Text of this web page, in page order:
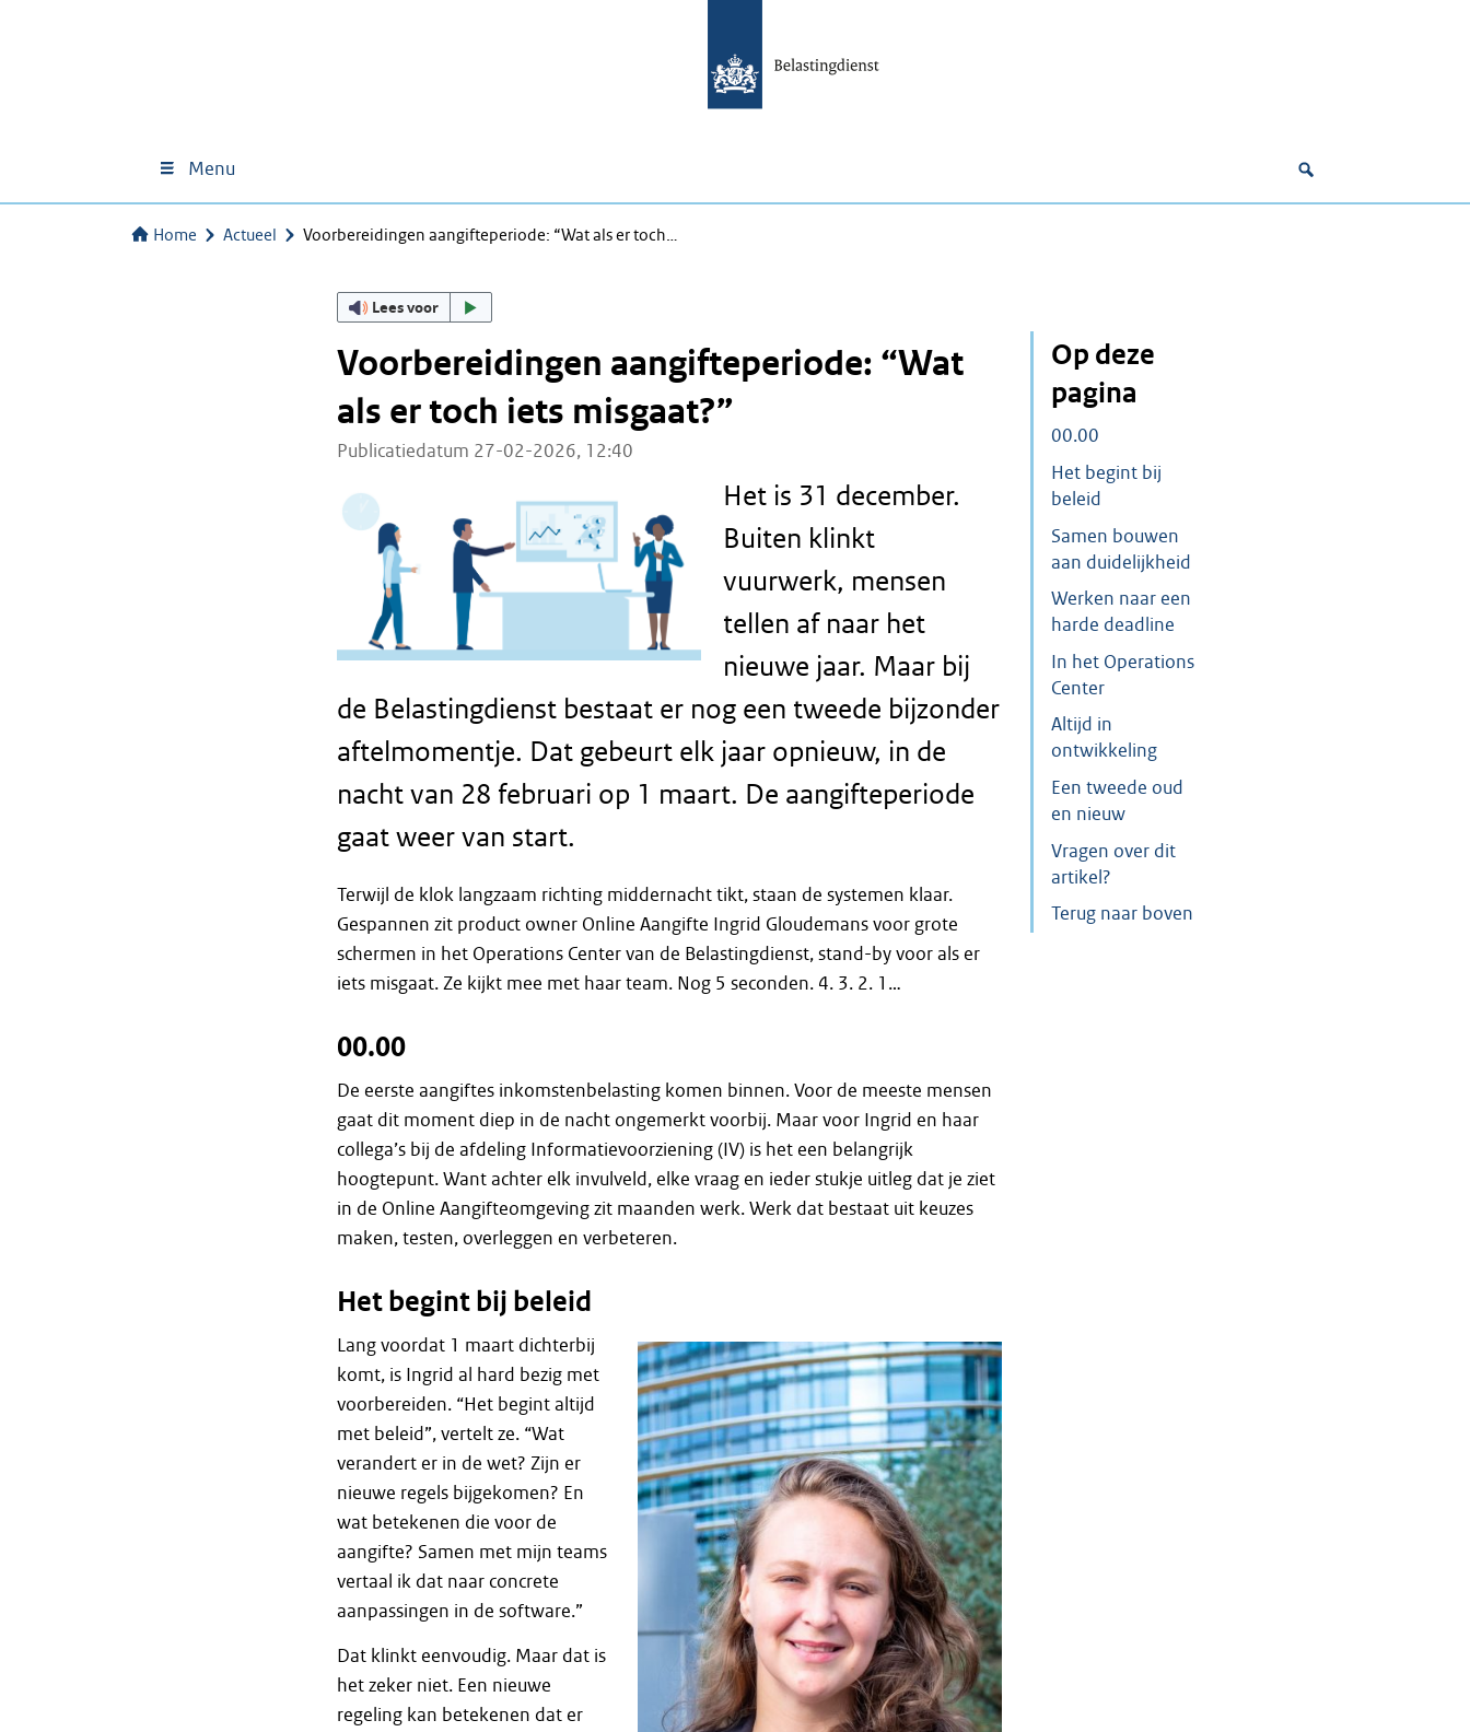
Menu
Home Actueel Voorbereidingen aangifteperiode: “Wat als er toch…
Op deze
pagina
00.00
Het begint bij
beleid
Samen bouwen
aan duidelijkheid
Werken naar een
harde deadline
In het Operations
Center
Altijd in
ontwikkeling
Een tweede oud
en nieuw
Vragen over dit
artikel?
Terug naar boven
Lees voor
Voorbereidingen aangifteperiode: “Wat
als er toch iets misgaat?”
Publicatiedatum 27-02-2026, 12:40
Het is 31 december.
Buiten klinkt
vuurwerk, mensen
tellen af naar het
nieuwe jaar. Maar bij
de Belastingdienst bestaat er nog een tweede bijzonder
aftelmomentje. Dat gebeurt elk jaar opnieuw, in de
nacht van 28 februari op 1 maart. De aangifteperiode
gaat weer van start.
Terwijl de klok langzaam richting middernacht tikt, staan de systemen klaar.
Gespannen zit product owner Online Aangifte Ingrid Gloudemans voor grote
schermen in het Operations Center van de Belastingdienst, stand-by voor als er
iets misgaat. Ze kijkt mee met haar team. Nog 5 seconden. 4. 3. 2. 1…
00.00
De eerste aangiftes inkomstenbelasting komen binnen. Voor de meeste mensen
gaat dit moment diep in de nacht ongemerkt voorbij. Maar voor Ingrid en haar
collega’s bij de afdeling Informatievoorziening (IV) is het een belangrijk
hoogtepunt. Want achter elk invulveld, elke vraag en ieder stukje uitleg dat je ziet
in de Online Aangifteomgeving zit maanden werk. Werk dat bestaat uit keuzes
maken, testen, overleggen en verbeteren.
Het begint bij beleid
Lang voordat 1 maart dichterbij
komt, is Ingrid al hard bezig met
voorbereiden. “Het begint altijd
met beleid”, vertelt ze. “Wat
verandert er in de wet? Zijn er
nieuwe regels bijgekomen? En
wat betekenen die voor de
aangifte? Samen met mijn teams
vertaal ik dat naar concrete
aanpassingen in de software.”
Dat klinkt eenvoudig. Maar dat is
het zeker niet. Een nieuwe
regeling kan betekenen dat er